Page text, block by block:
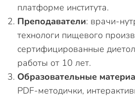
платформе института.
Преподаватели: врачи-
технологи пищевого
сертифицированные
работы от 10 лет.
Образовательные
PDF-методички,